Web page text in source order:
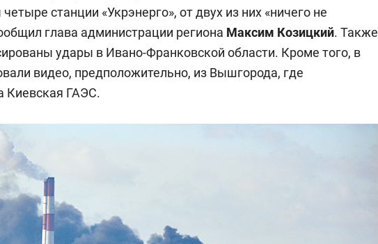
станции «Укрэнерго», от двух из них «ничего не
глава администрации региона Максим Козицкий. Также
удары в Ивано-Франковской области. Кроме того, в
видео, предположительно, из Вышгорода, где
Киевская ГАЭС.